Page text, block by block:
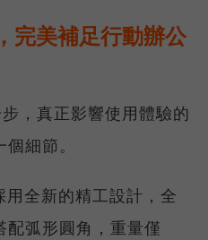
完美補足行動辦公
，真正影響使用體驗的
細節。
全新的精工設計，全
弧形圓角，重量僅